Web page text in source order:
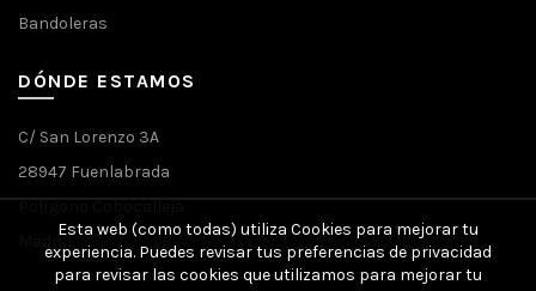
Bandoleras
DÓNDE ESTAMOS
C/ San Lorenzo 3A
28947 Fuenlabrada
Polígono Cobocalleja
Madrid
Esta web (como todas) utiliza Cookies para mejorar tu
experiencia. Puedes revisar tus preferencias de privacidad
para revisar las cookies que utilizamos para mejorar tu